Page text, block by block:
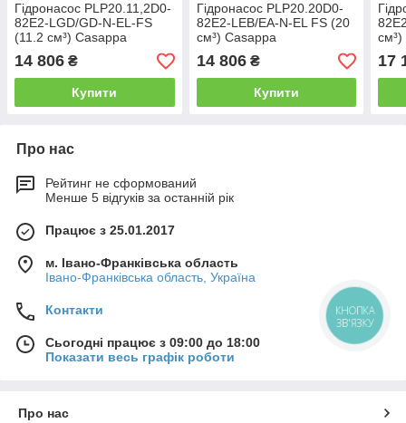
Гідронасос PLP20.11,2D0-
82E2-LGD/GD-N-EL-FS
(11.2 см³) Casappa
14 806 ₴
Купити
Гідронасос PLP20.20D0-
82E2-LEB/EA-N-EL FS (20
см³) Casappa
14 806₴
Купити
17
Про нас
Рейтинг не сформований
Менше 5 відгуків за останній рік
Працює з 25.01.2017
м. Івано-Франківська область
Івано-Франківська область, Україна
Контакти
Сьогодні працює з 09:00 до 18:00
Показати весь графік роботи
Про нас
КНОПКА
ЗВ'ЯЗКУ